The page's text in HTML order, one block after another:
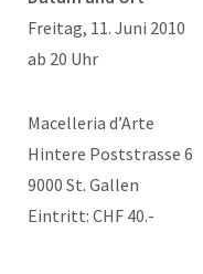
Freitag, 11. Juni 2010
ab 20 Uhr
Macelleria d’Arte
Hintere Poststrasse 6
9000 St. Gallen
Eintritt: CHF 40.-